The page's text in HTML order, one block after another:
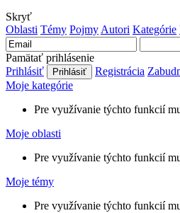
Skryť
Oblasti Témy Pojmy Autori Kategórie
Pamätať prihlásenie
Prihlásiť
Registrácia
Moje kategórie
Pre využívanie týchto funkcií
Moje oblasti
Pre využívanie týchto funkcií
Moje témy
Pre využívanie týchto funkcií